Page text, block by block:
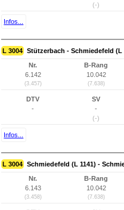
(-)
Infos...
L 3004 Stützerbach - Schmiedefeld (L
Nr.
6.142
(3.457)
B-Rang
10.042
(7.638)
DTV
-
SV
-
(-)
Infos...
L 3004 Schmiedefeld (L 1141) -
Nr.
6.143
(3.458)
B-Rang
10.042
(7.638)